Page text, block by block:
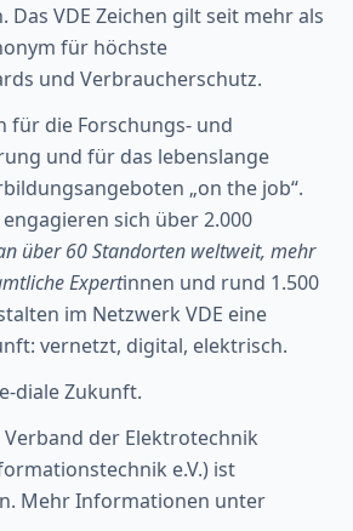
Das VDE Zeichen gilt seit mehr als
für höchste
und Verbraucherschutz.
für die Forschungs- und
und für das lebenslange
„on the job“.
sich über 2.000
über 60 Standorten weltweit, mehr
Expertinnen und rund 1.500
im Netzwerk VDE eine
vernetzt, digital, elektrisch.
diale Zukunft.
Verband der Elektrotechnik
e.V.) ist
Mehr Informationen unter